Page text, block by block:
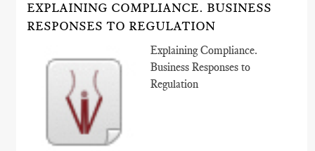
EXPLAINING COMPLIANCE. BUSINESS
RESPONSES TO REGULATION
Explaining Compliance.
Business Responses to
Regulation